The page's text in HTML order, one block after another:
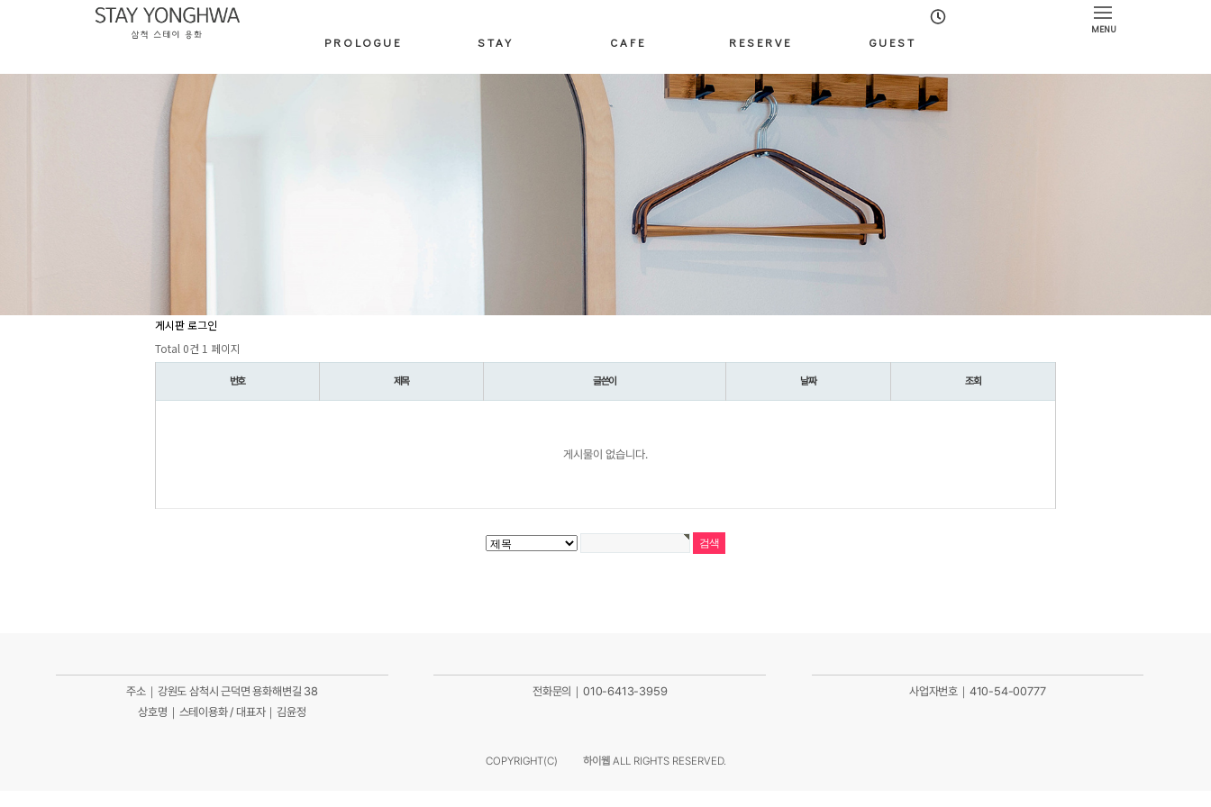
MENU
PROLOGUE STAY CAFE RESERVE GUEST
게시판 로그인
Total 0건 1 페이지
번호 제목 글쓴이 날짜 조회
게시물이 없습니다.
주소｜강원도 삼척시 근덕면 용화해변길 38
상호명｜스테이용화 / 대표자｜김윤정
전화문의｜010-6413-3959 사업자번호｜410-54-00777
COPYRIGHT(C) 하이웹 ALL RIGHTS RESERVED.